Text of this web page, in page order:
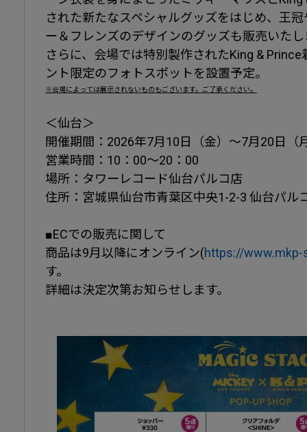
された新たなスペシャルグッズをはじめ、王
ー＆フレンズのデザインのグッズも販売いたし
さらに、会場では特別製作されたKing &
ント限定のフォトスポットを設置予定。
※会場によっては展示されないものもございます。ご了承ください。
＜仙台＞
開催期間：2026年7月10日（金）〜7月20日（
営業時間：10：00〜20：00
場所：タワーレコード仙台パルコ店
住所：宮城県仙台市青葉区中央1-2-3 仙台パル
■ECでの販売に関して
商品は9月以降にオンライン(https://www.mkp-
す。
詳細は決定次第お知らせします。